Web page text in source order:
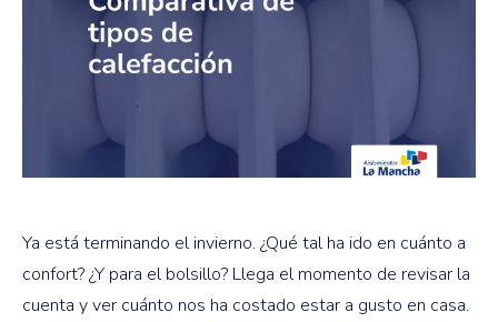
Ya está terminando el invierno. ¿Qué tal ha ido en cuánto a
confort? ¿Y para el bolsillo? Llega el momento de revisar la
cuenta y ver cuánto nos ha costado estar a gusto en casa.